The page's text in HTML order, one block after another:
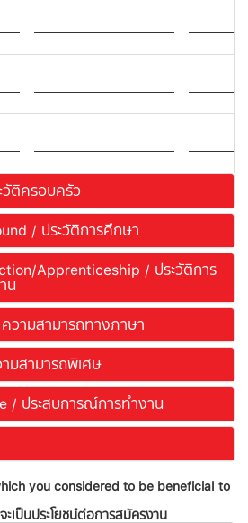
วัติครอบครัว
/ ประวัติการศึกษา
Apprenticeship / ประวัติการ
น
วามสามารถทางภาษา
มสามารถพิเศษ
/ ประสบการณ์การทำงาน
you considered to be beneficial to
เป็นประโยชน์ต่อการสมัครงาน